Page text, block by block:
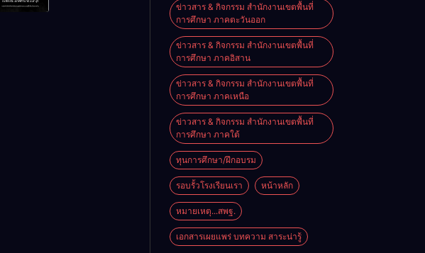
ข่าวสาร & กิจกรรม สำนักงานเขตพื้นที่
การศึกษา ภาคตะวันออก
ข่าวสาร & กิจกรรม สำนักงานเขตพื้นที่
การศึกษา ภาคอิสาน
ข่าวสาร & กิจกรรม สำนักงานเขตพื้นที่
การศึกษา ภาคเหนือ
ข่าวสาร & กิจกรรม สำนักงานเขตพื้นที่
การศึกษา ภาคใต้
ทุนการศึกษา/ฝึกอบรม
รอบรั้วโรงเรียนเรา หน้าหลัก
หมายเหตุ...สพฐ.
เอกสารเผยแพร่ บทความ สาระน่ารู้